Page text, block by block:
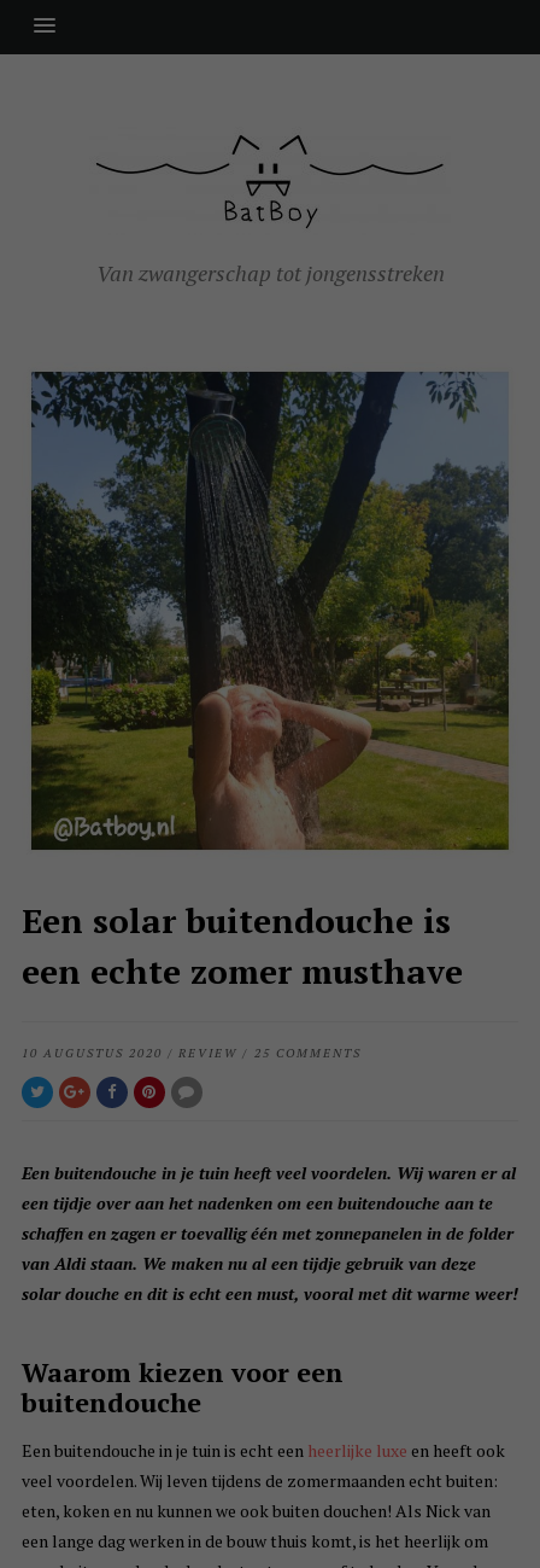
Van zwangerschap tot jongensstreken
Een solar buitendouche is
een echte zomer musthave
10 AUGUSTUS 2020 / REVIEW / 25 COMMENTS
Een buitendouche in je tuin heeft veel voordelen. Wij waren er al
een tijdje over aan het nadenken om een buitendouche aan te
schaffen en zagen er toevallig één met zonnepanelen in de folder
van Aldi staan. We maken nu al een tijdje gebruik van deze
solar douche en dit is echt een must, vooral met dit warme weer!
Waarom kiezen voor een
buitendouche
Een buitendouche in je tuin is echt een heerlijke luxe en heeft ook
veel voordelen. Wij leven tijdens de zomermaanden echt buiten:
eten, koken en nu kunnen we ook buiten douchen! Als Nick van
een lange dag werken in de bouw thuis komt, is het heerlijk om